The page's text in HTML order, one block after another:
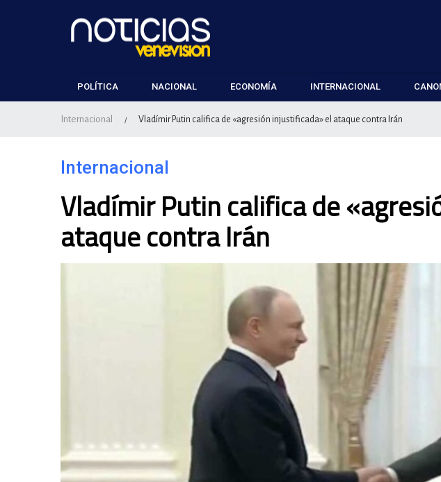
POLÍTICA NACIONAL ECONOMÍA INTERNACIONAL
Internacional / Vladímir Putin califica de «agresión injustificada» el ataque contra Irán
Internacional
Vladímir Putin califica de
ataque contra Irán